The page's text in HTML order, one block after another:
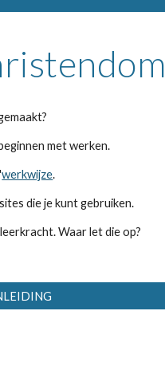
met werken.
werkwijze.
die je kunt gebruiken.
Waar let die op?